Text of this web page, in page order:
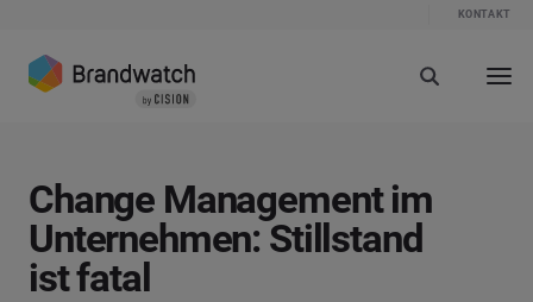
KONTAKT
Change Management im
Unternehmen: Stillstand
ist fatal